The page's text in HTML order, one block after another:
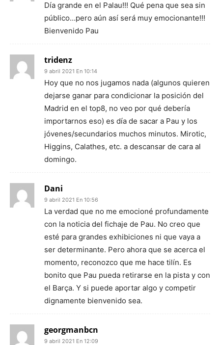
Día grande en el Palau!!! Qué pena que sea sin
público…pero aún así será muy emocionante!!!
Bienvenido Pau
tridenz
9 abril 2021 En 10:14
Hoy que no nos jugamos nada (algunos quieren
dejarse ganar para condicionar la posición del
Madrid en el top8, no veo por qué debería
importarnos eso) es día de sacar a Pau y los
jóvenes/secundarios muchos minutos. Mirotic,
Higgins, Calathes, etc. a descansar de cara al
domingo.
Dani
9 abril 2021 En 10:56
La verdad que no me emocioné profundamente
con la noticia del fichaje de Pau. No creo que
esté para grandes exhibiciones ni que vaya a
ser determinante. Pero ahora que se acerca el
momento, reconozco que me hace tilín. Es
bonito que Pau pueda retirarse en la pista y con
el Barça. Y si puede aportar algo y competir
dignamente bienvenido sea.
georgmanbcn
9 abril 2021 En 12:09